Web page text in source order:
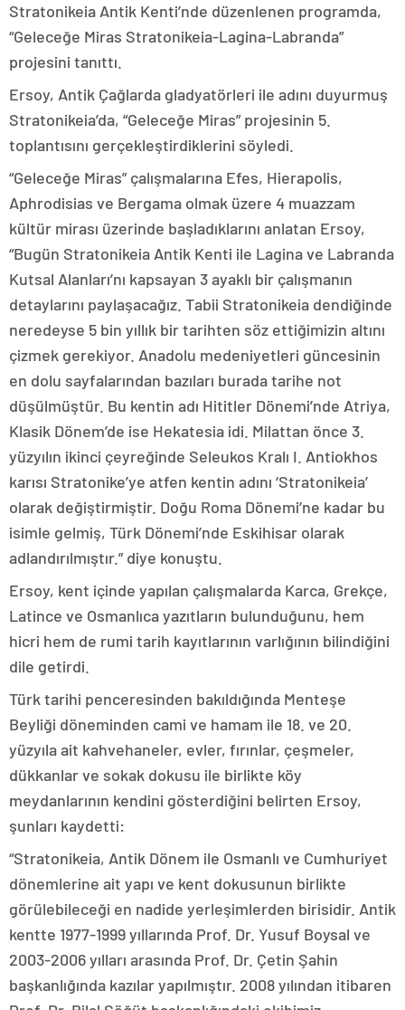
Stratonikeia Antik Kenti’nde düzenlenen programda,
“Geleceğe Miras Stratonikeia-Lagina-Labranda”
projesini tanıttı.
Ersoy, Antik Çağlarda gladyatörleri ile adını duyurmuş
Stratonikeia’da, “Geleceğe Miras” projesinin 5.
toplantısını gerçekleştirdiklerini söyledi.
“Geleceğe Miras” çalışmalarına Efes, Hierapolis,
Aphrodisias ve Bergama olmak üzere 4 muazzam
kültür mirası üzerinde başladıklarını anlatan Ersoy,
“Bugün Stratonikeia Antik Kenti ile Lagina ve Labranda
Kutsal Alanları’nı kapsayan 3 ayaklı bir çalışmanın
detaylarını paylaşacağız. Tabii Stratonikeia dendiğinde
neredeyse 5 bin yıllık bir tarihten söz ettiğimizin altını
çizmek gerekiyor. Anadolu medeniyetleri güncesinin
en dolu sayfalarından bazıları burada tarihe not
düşülmüştür. Bu kentin adı Hititler Dönemi’nde Atriya,
Klasik Dönem’de ise Hekatesia idi. Milattan önce 3.
yüzyılın ikinci çeyreğinde Seleukos Kralı I. Antiokhos
karısı Stratonike’ye atfen kentin adını ‘Stratonikeia’
olarak değiştirmiştir. Doğu Roma Dönemi’ne kadar bu
isimle gelmiş, Türk Dönemi’nde Eskihisar olarak
adlandırılmıştır.” diye konuştu.
Ersoy, kent içinde yapılan çalışmalarda Karca, Grekçe,
Latince ve Osmanlıca yazıtların bulunduğunu, hem
hicri hem de rumi tarih kayıtlarının varlığının bilindiğini
dile getirdi.
Türk tarihi penceresinden bakıldığında Menteşe
Beyliği döneminden cami ve hamam ile 18. ve 20.
yüzyıla ait kahvehaneler, evler, fırınlar, çeşmeler,
dükkanlar ve sokak dokusu ile birlikte köy
meydanlarının kendini gösterdiğini belirten Ersoy,
şunları kaydetti:
“Stratonikeia, Antik Dönem ile Osmanlı ve Cumhuriyet
dönemlerine ait yapı ve kent dokusunun birlikte
görülebileceği en nadide yerleşimlerden birisidir. Antik
kentte 1977-1999 yıllarında Prof. Dr. Yusuf Boysal ve
2003-2006 yılları arasında Prof. Dr. Çetin Şahin
başkanlığında kazılar yapılmıştır. 2008 yılından itibaren